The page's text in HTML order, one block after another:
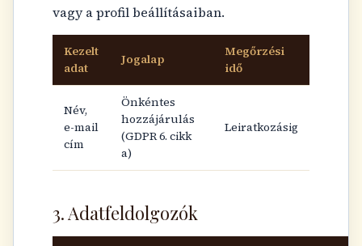
vagy a profil beállításaiban.
Kezelt
adat
Jogalap
Megőrzési
idő
Név,
e-mail
cím
Önkéntes
hozzájárulás
(GDPR 6. cikk
a)
Leiratkozásig
3. Adatfeldolgozók